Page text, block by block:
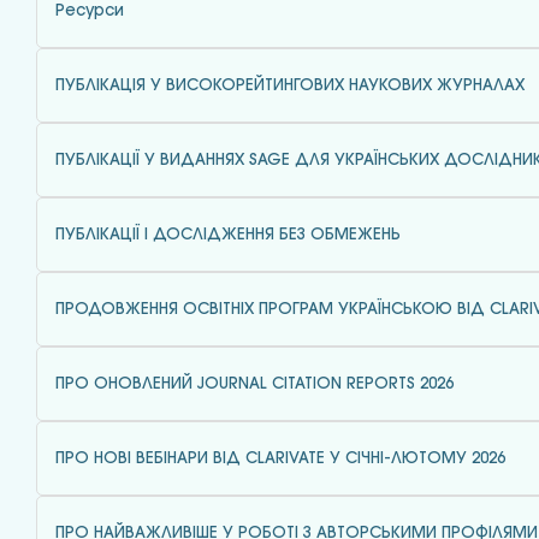
Ресурси
ПУБЛІКАЦІЯ У ВИСОКОРЕЙТИНГОВИХ НАУКОВИХ ЖУРНАЛАХ
ПУБЛІКАЦІЇ У ВИДАННЯХ SAGE ДЛЯ УКРАЇНСЬКИХ
ПУБЛІКАЦІЇ І ДОСЛІДЖЕННЯ БЕЗ ОБМЕЖЕНЬ
ПРОДОВЖЕННЯ ОСВІТНІХ ПРОГРАМ УКРАЇНСЬКОЮ ВІД
ПРО ОНОВЛЕНИЙ JOURNAL CITATION REPORTS 2026
ПРО НОВІ ВЕБІНАРИ ВІД CLARIVATE У СІЧНІ-ЛЮТОМУ 2026
ПРО НАЙВАЖЛИВІШЕ У РОБОТІ З АВТОРСЬКИМИ ПРОФІЛЯМИ